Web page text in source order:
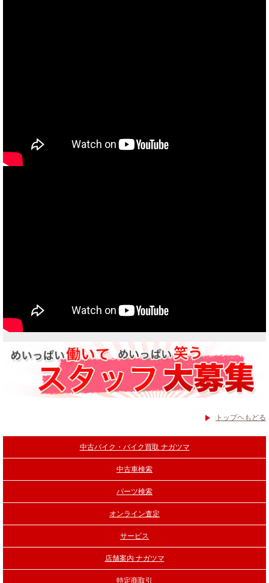
トップヘもどる
中古バイク・バイク買取 ナガツマ
中古車検索
パーツ検索
オンライン査定
サービス
店舗案内 ナガツマ
特定商取引